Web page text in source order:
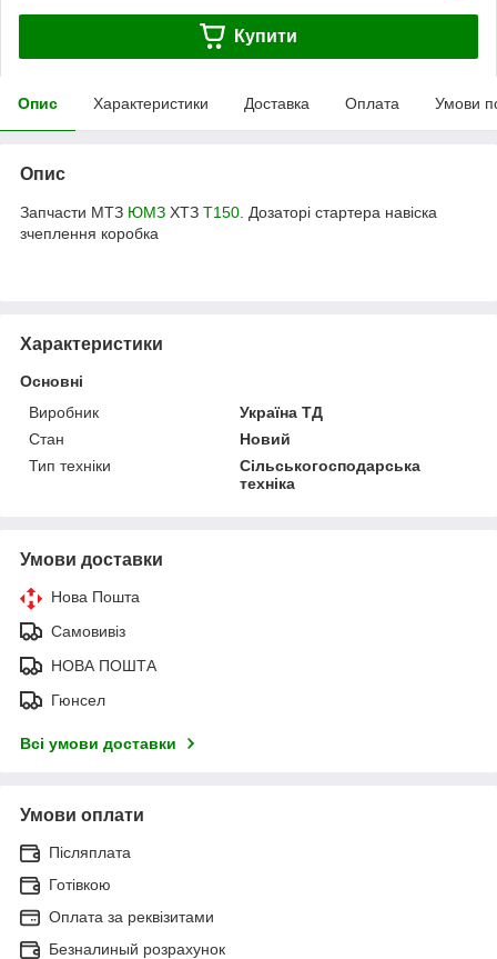
Купити
Опис Характеристики Доставка Оплата Умови
Опис
Запчасти МТЗ ЮМЗ ХТЗ Т150 . Дозаторі стартера навіска
зчеплення коробка
Характеристики
Основні
Виробник
Україна ТД
Стан
Новий
Тип техніки
Сільськогосподарська
техніка
Умови доставки
Нова Пошта
Самовивіз
НОВА ПОШТА
Гюнсел
Всі умови доставки
Умови оплати
Післяплата
Готівкою
Оплата за реквізитами
Безналиный розрахунок